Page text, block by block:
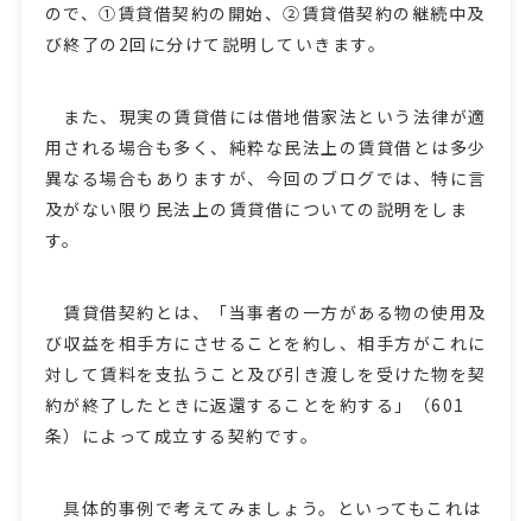
ので、①賃貸借契約の開始、②賃貸借契約の継続中及
び終了の2回に分けて説明していきます。
また、現実の賃貸借には借地借家法という法律が適
用される場合も多く、純粋な民法上の賃貸借とは多少
異なる場合もありますが、今回のブログでは、特に言
及がない限り民法上の賃貸借についての説明をしま
す。
賃貸借契約とは、「当事者の一方がある物の使用及
び収益を相手方にさせることを約し、相手方がこれに
対して賃料を支払うこと及び引き渡しを受けた物を契
約が終了したときに返還することを約する」（601
条）によって成立する契約です。
具体的事例で考えてみましょう。といってもこれは